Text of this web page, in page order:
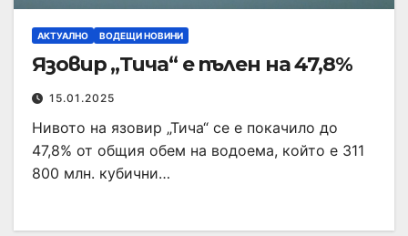
АКТУАЛНО ВОДЕЩИ НОВИНИ
Язовир „Тича“ е пълен на 47,8%
15.01.2025
Нивото на язовир „Тича“ се е покачило до
47,8% от общия обем на водоема, който е 311
800 млн. кубични…